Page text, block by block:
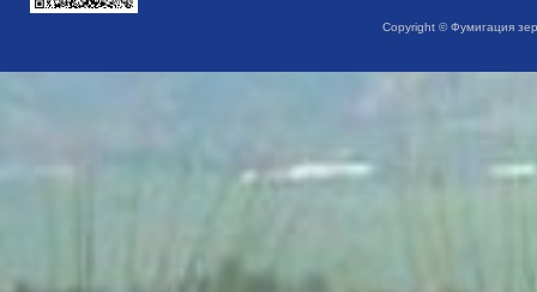
Copyright © Фумигация